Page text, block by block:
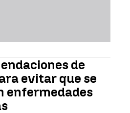
de
evitar que se
enfermedades